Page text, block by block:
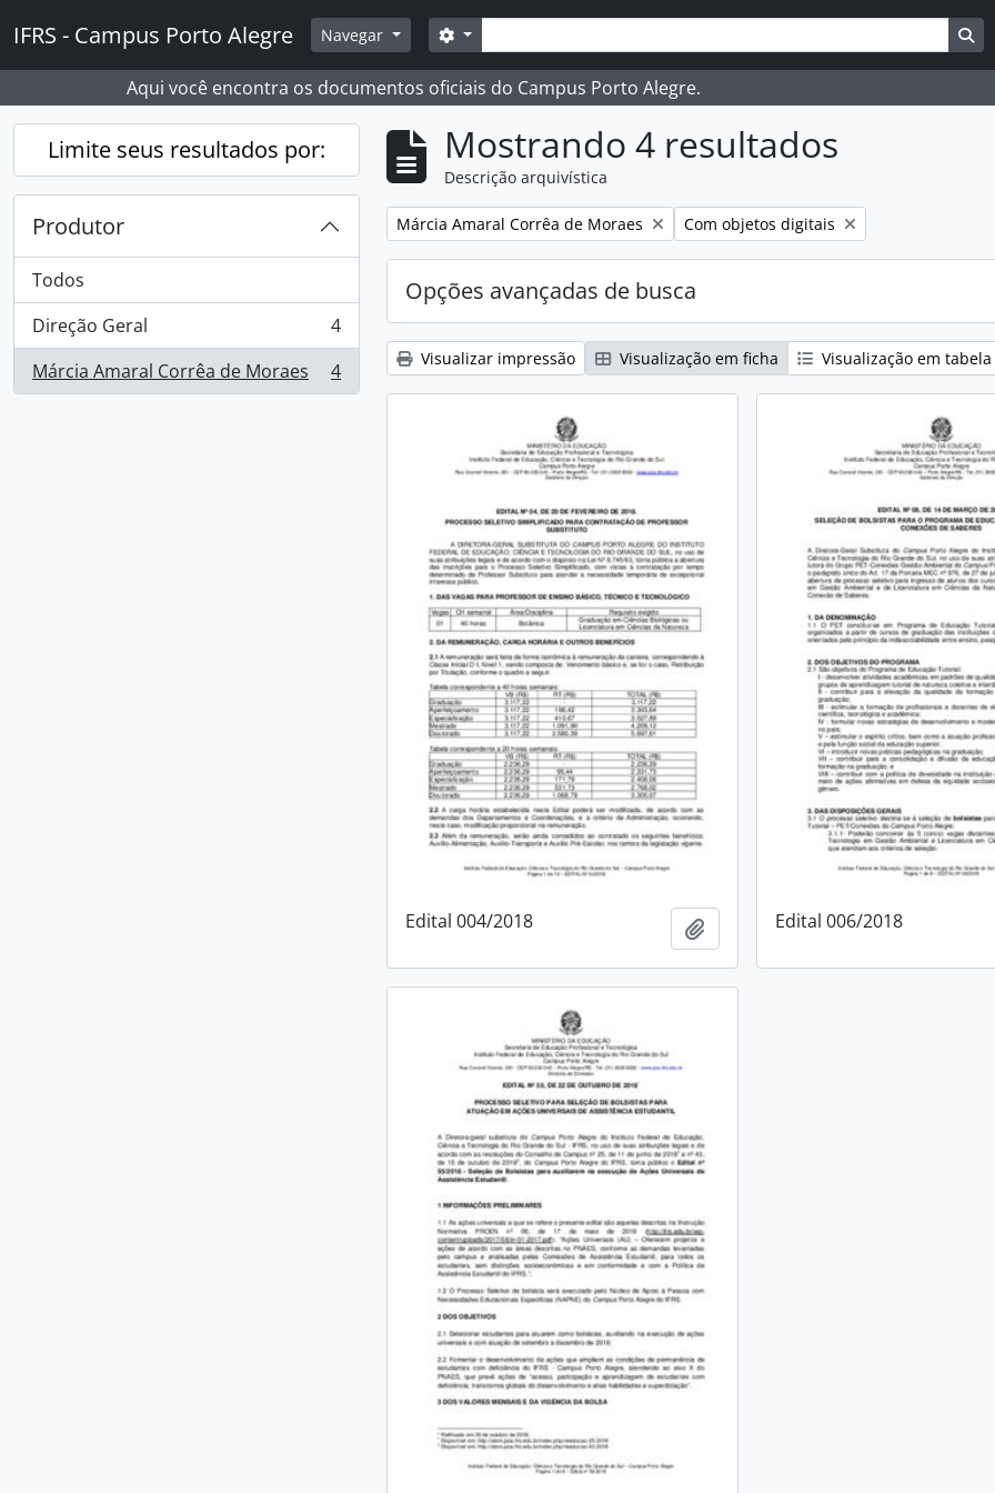
IFRS - Campus Porto Alegre Navegar Buscar
Opções de busca
Aqui você encontra os documentos oficiais do Campus Porto Alegre.
Limite seus resultados por:
Produtor
Todos
Direção Geral
, 4 resultados
4
Márcia Amaral Corrêa de Moraes
, 4 resultados 4
Mostrando 4 resultados
Descrição arquivística
Remover filtro:
Márcia Amaral Corrêa de Moraes Remover filtro:
Com objetos digitais
Opções avançadas de busca
Visualizar impressão Visualização em ficha Visualização em tabela
Edital 004/2018 Adicionar a área de transferência
Edital 006/2018